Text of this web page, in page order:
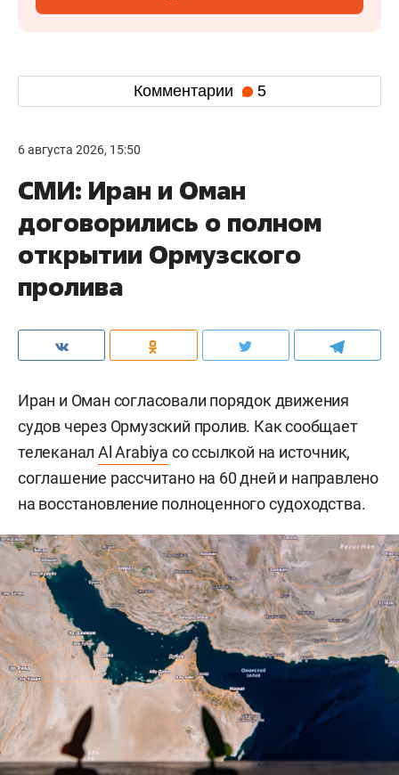
Комментарии 5
6 августа 2026, 15:50
СМИ: Иран и Оман
договорились о полном
открытии Ормузского
пролива
Иран и Оман согласовали порядок движения
судов через Ормузский пролив. Как сообщает
телеканалAl Arabiya со ссылкой на источник,
соглашение рассчитано на 60 дней и направлено
на восстановление полноценного судоходства.